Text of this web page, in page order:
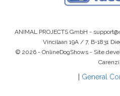
ANIMAL PROJECTS GmbH -
Vincilaan 19A / 7, B-1831
© 2026 - OnlineDogShows - Site
General